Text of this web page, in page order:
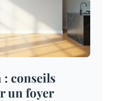
conseils
un foyer